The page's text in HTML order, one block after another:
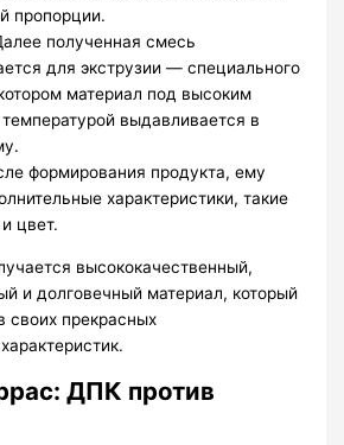
пропорции.
полученная смесь
для экструзии — специального
материал под высоким
выдавливается в
формирования продукта, ему
характеристики, такие
цвет.
высококачественный,
и долговечный материал, который
своих прекрасных
ДПК против